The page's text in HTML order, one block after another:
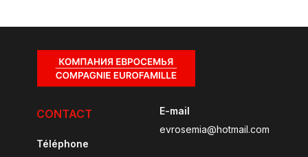
CONTACT
Téléphone
E-mail
evrosemia@hotmail.com